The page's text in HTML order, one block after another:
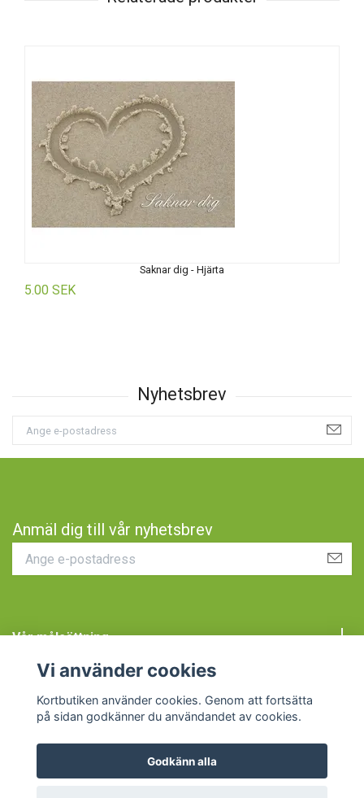
Saknar dig - Hjärta
5.00 SEK
Anmäl dig till vår nyhetsbrev
Vår målsättning
Vi använder cookies
Kortbutiken använder cookies. Genom att fortsätta
på sidan godkänner du användandet av cookies.
Godkänn alla